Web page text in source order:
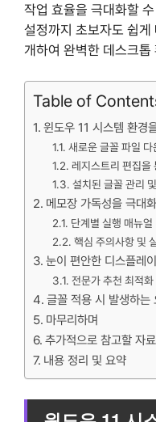
작업 효율을 극대화할
설정까지 초보자도 쉽
개하여 완벽한 데스크
Table of
윈도우 11 시스템 환경
새로운 글꼴 파일 다
레지스트리 편집을
설치된 글꼴 관리
메모장 가독성을 극대
단계별 실행 매뉴얼
핵심 주의사항 및
눈이 편안한 디스플레
전문가 추천 최적화
글꼴 적용 시 발생하는
마무리하며
추가적으로 참고할 자료
내용 정리 및 요약